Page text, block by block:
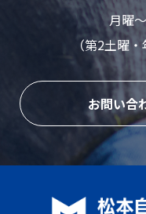
月曜
（第2土曜
お問い合